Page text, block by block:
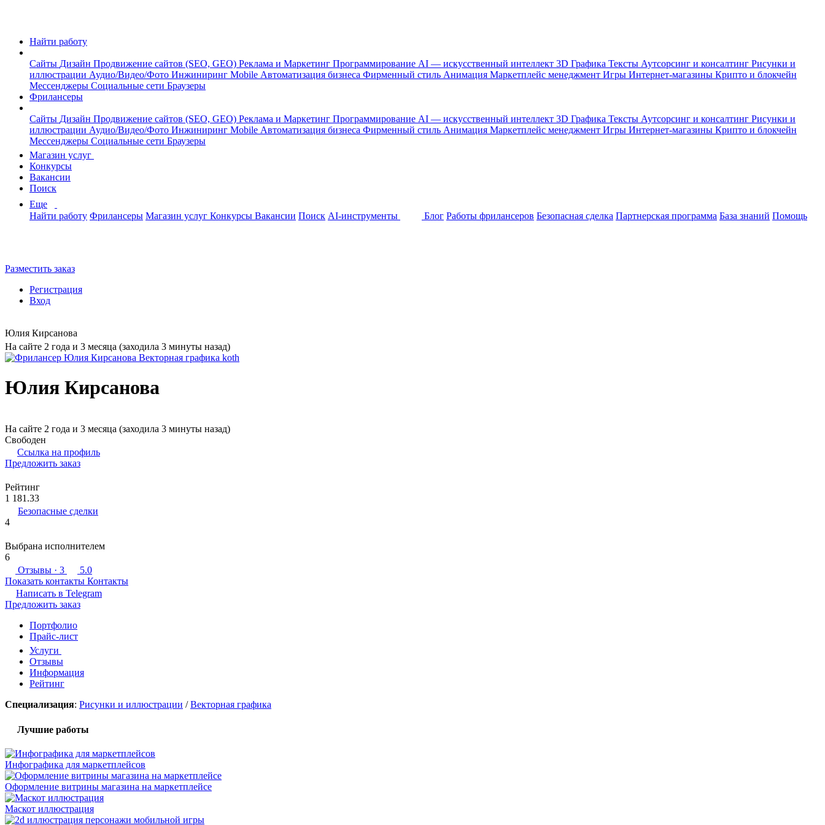
Найти работу
Сайты Дизайн Продвижение сайтов (SEO, GEO) Реклама и Маркетинг Программирование AI — искусственный интеллект 3D Графика Тексты Аутсорсинг и консалтинг Рисунки и
иллюстрации Аудио/Видео/Фото Инжиниринг Mobile Автоматизация бизнеса Фирменный стиль Анимация Маркетплейс менеджмент Игры Интернет-магазины Крипто и блокчейн
Мессенджеры Социальные сети Браузеры
Фрилансеры
Сайты Дизайн Продвижение сайтов (SEO, GEO) Реклама и Маркетинг Программирование AI — искусственный интеллект 3D Графика Тексты Аутсорсинг и консалтинг Рисунки и
иллюстрации Аудио/Видео/Фото Инжиниринг Mobile Автоматизация бизнеса Фирменный стиль Анимация Маркетплейс менеджмент Игры Интернет-магазины Крипто и блокчейн
Мессенджеры Социальные сети Браузеры
Магазин услуг
Конкурсы
Вакансии
Поиск
Еще
Найти работу Фрилансеры Магазин услуг Конкурсы Вакансии Поиск AI-инструменты Блог Работы фрилансеров Безопасная сделка Партнерская программа База знаний Помощь
Разместить заказ
Регистрация
Вход
Юлия Кирсанова
На сайте 2 года и 3 месяца (заходила 3 минуты назад)
Юлия Кирсанова
На сайте 2 года и 3 месяца (заходила 3 минуты назад)
Свободен
Ссылка на профиль
Предложить заказ
Рейтинг
1 181.33
Безопасные сделки
4
Выбрана исполнителем
6
Отзывы · 3
5.0
Показать контакты Контакты
Написать в Telegram
Предложить заказ
Портфолио
Прайс-лист
Услуги
Отзывы
Информация
Рейтинг
Специализация: Рисунки и иллюстрации /Векторная графика
Лучшие работы
Инфографика для маркетплейсов
Оформление витрины магазина на маркетплейсе
Маскот иллюстрация